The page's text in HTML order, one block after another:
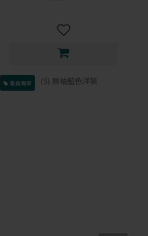
會員獨享